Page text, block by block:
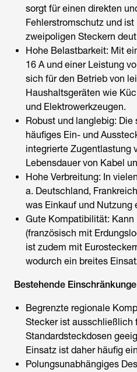
sorgt für einen direkten
Fehlerstromschutz und
zweipoligen Steckern
Hohe Belastbarkeit: Mit
16 A und einer Leistung
sich für den Betrieb von
Haushaltsgeräten wie
und Elektrowerkzeugen.
Robust und langlebig:
häufiges Ein- und
integrierte Zugentlastung
Lebensdauer von Kabel
Hohe Verbreitung: In
a. Deutschland,
was Einkauf und Nutzung
Gute Kompatibilität: Kann
(französisch mit
ist zudem mit
wodurch ein breites
Bestehende
Begrenzte regionale
Stecker ist ausschließlich
Standardsteckdosen
Einsatz ist daher häufig
Polungsunabhängiges